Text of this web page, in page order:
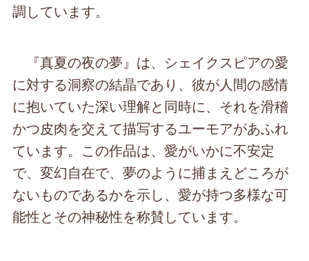
調しています。
『真夏の夜の夢』は、シェイクスピアの愛
に対する洞察の結晶であり、彼が人間の感情
に抱いていた深い理解と同時に、それを滑稽
かつ皮肉を交えて描写するユーモアがあふれ
ています。この作品は、愛がいかに不安定
で、変幻自在で、夢のように捕まえどころが
ないものであるかを示し、愛が持つ多様な可
能性とその神秘性を称賛しています。